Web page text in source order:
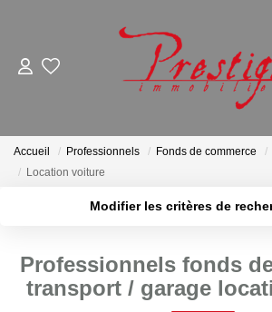
ACHETER
LOUER
VENDRE
Estimation En Ligne
Biens Vendus
Accueil Professionnels Fonds de commerce
Location voiture
Modifier les critères de
Budget max
Professionnels fonds
transport / garage